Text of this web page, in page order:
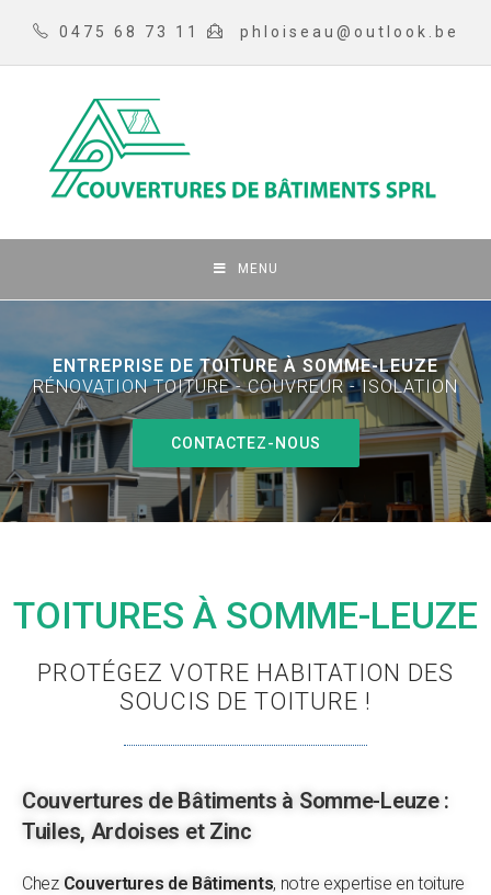
0475 68 73 11 phloiseau@outlook.be
MENU
ENTREPRISE DE TOITURE À SOMME-LEUZE
RÉNOVATION TOITURE - COUVREUR - ISOLATION
CONTACTEZ-NOUS
TOITURES À SOMME-LEUZE
PROTÉGEZ VOTRE HABITATION DES
SOUCIS DE TOITURE !
Couvertures de Bâtiments à Somme-Leuze :
Tuiles, Ardoises et Zinc
Chez Couvertures de Bâtiments, notre expertise en toiture